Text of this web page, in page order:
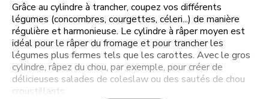
Grâce au cylindre à trancher, coupez vos différents
légumes (concombres, courgettes, céleri...) de manière
régulière et harmonieuse. Le cylindre à râper moyen est
idéal pour le râper du fromage et pour trancher les
légumes plus fermes tels que les carottes. Avec le gros
cylindre, râpez du chou, par exemple, pour créer de
délicieuses salades de coleslaw ou des sautés de chou
croustillants.